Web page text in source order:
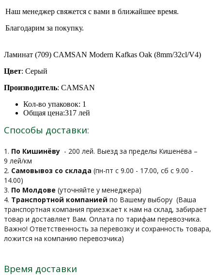
Наш менеджер свяжется с вами в ближайшее время.
Благодарим за покупку.
Ламинат (709) CAMSAN Modern Kafkas Oak (8mm/32cl/V4)
Цвет: Серый
Производитель: CAMSAN
Кол-во упаковок: 1
Общая цена:317 лей
Способы доставки:
1. По Кишинёву - 200 лей. Выезд за пределы Кишенёва –
9 лей/км
2. Самовывоз со склада (пн-пт с 9.00 - 17.00, сб с 9.00 -
14.00)
3. По Молдове (уточняйте у менеджера)
4. Транспортной компанией по Вашему выбору (Ваша
транспортная компания приезжает к нам на склад, забирает
товар и доставляет Вам. Оплата по тарифам перевозчика.
Важно! Ответственность за перевозку и сохранность товара,
ложится на компанию перевозчика)
Время доставки